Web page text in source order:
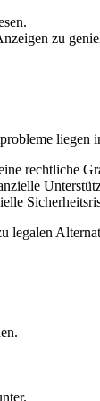
zu
liegen
rechtliche
legalen